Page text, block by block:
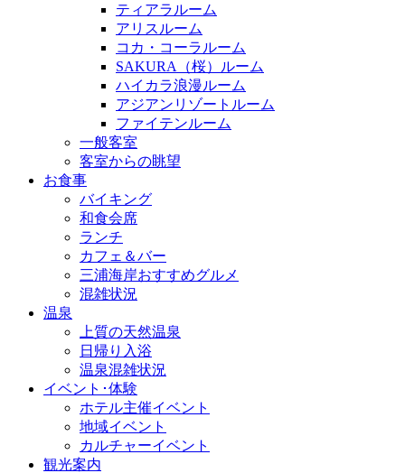
ティアラルーム
アリスルーム
コカ・コーラルーム
SAKURA（桜）ルーム
ハイカラ浪漫ルーム
アジアンリゾートルーム
ファイテンルーム
一般客室
客室からの眺望
お食事
バイキング
和食会席
ランチ
カフェ＆バー
三浦海岸おすすめグルメ
混雑状況
温泉
上質の天然温泉
日帰り入浴
温泉混雑状況
イベント･体験
ホテル主催イベント
地域イベント
カルチャーイベント
観光案内